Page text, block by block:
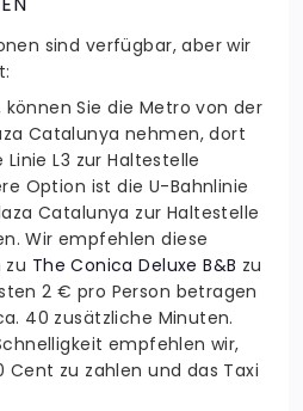
sind verfügbar, aber wir
Sie die Metro von der
Catalunya nehmen, dort
L3 zur Haltestelle
Option ist die U-Bahnlinie
Catalunya zur Haltestelle
Wir empfehlen diese
zu The Conica Deluxe B&B zu
2 € pro Person betragen
40 zusätzliche Minuten.
empfehlen wir,
Cent zu zahlen und das Taxi